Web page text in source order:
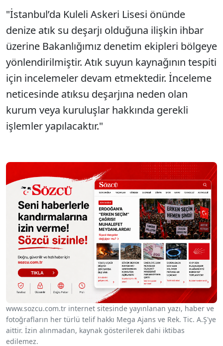
SÖZCÜ SON DAKİKA
"İstanbul’da Kuleli Askeri Lisesi önünde
denize atık su deşarjı olduğuna ilişkin ihbar
üzerine Bakanlığımız denetim ekipleri bölgeye
yönlendirilmiştir. Atık suyun kaynağının tespiti
için incelemeler devam etmektedir. İnceleme
neticesinde atıksu deşarjına neden olan
kurum veya kuruluşlar hakkında gerekli
işlemler yapılacaktır."
www.sozcu.com.tr internet sitesinde yayınlanan yazı, haber ve
fotoğrafların her türlü telif hakkı Mega Ajans ve Rek. Tic. A.Ş'ye
aittir. İzin alınmadan, kaynak gösterilerek dahi iktibas
edilemez.